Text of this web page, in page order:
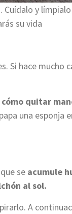
y
su vida
Si hace mucho
cómo quitar
una esponja
se acumule
al sol.
A